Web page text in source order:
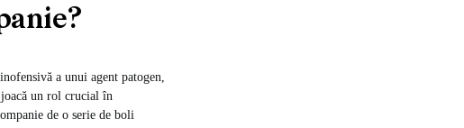
a unui agent patogen,
joacă un rol crucial în
de o serie de boli